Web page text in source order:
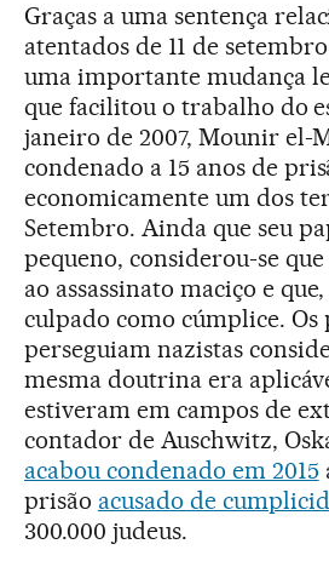
Graças a uma sentença
atentados de 11 de
uma importante mudança
que facilitou o trabalho do
janeiro de 2007, Mounir el-
condenado a 15 anos de
economicamente um dos
Setembro. Ainda que seu
pequeno, considerou-se
ao assassinato maciço e
culpado como cúmplice.
perseguiam nazistas
mesma doutrina era
estiveram em campos de
contador de Auschwitz,
acabou condenado em 2015
prisão acusado de
300.000 judeus.